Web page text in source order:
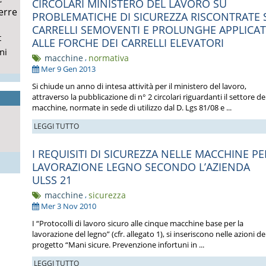
CIRCOLARI MINISTERO DEL LAVORO SU
PROBLEMATICHE DI SICUREZZA RISCONTRATE
CARRELLI SEMOVENTI E PROLUNGHE
ALLE FORCHE DEI CARRELLI ELEVATORI
macchine, normativa
Mer 9 Gen 2013
Si chiude un anno di intesa attività per il ministero del lavoro,
attraverso la pubblicazione di n° 2 circolari riguardanti il settore
macchine, normate in sede di utilizzo dal D. Lgs 81/08 e ...
LEGGI TUTTO
I REQUISITI DI SICUREZZA NELLE MACCHINE
LAVORAZIONE LEGNO SECONDO L’AZIENDA
ULSS 21
macchine,sicurezza
Mer 3 Nov 2010
I “Protocolli di lavoro sicuro alle cinque macchine base per la
lavorazione del legno” (cfr. allegato 1), si inseriscono nelle azioni
progetto “Mani sicure. Prevenzione infortuni in ...
LEGGI TUTTO